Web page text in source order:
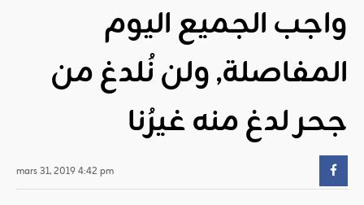
واجب الجميع اليوم
المفاصلة, ولن نُلدغ من
جحر لدغ منه غيرُنا
mars 31, 2019 4:42 pm